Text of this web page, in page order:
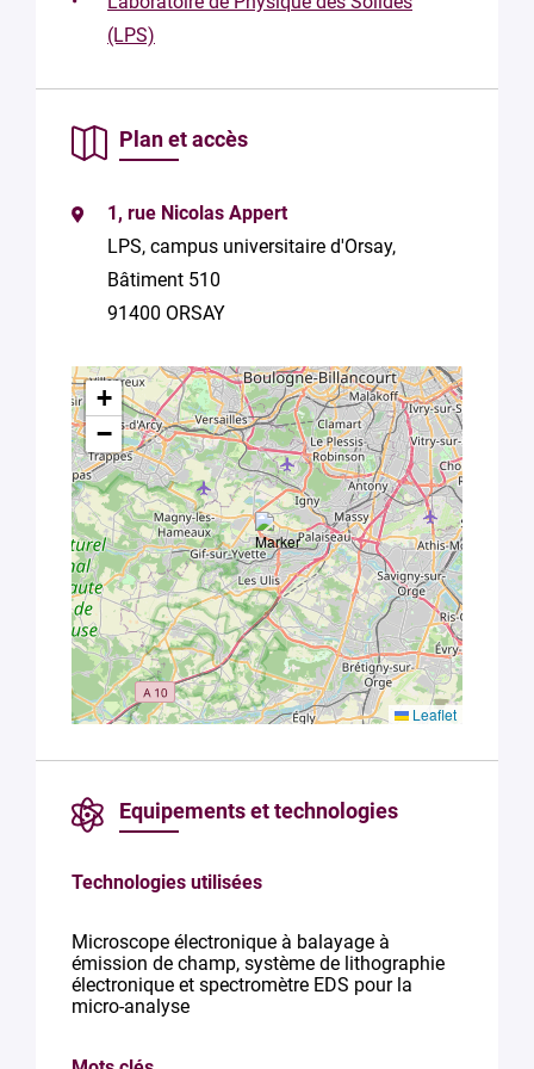
consentez au
confidentialité
Paris-Saclay*
(LPS)
Plan et accès
1, rue Nicolas Appert
LPS, campus universitaire d'Orsay,
Bâtiment 510
91400 ORSAY
+
−
Leaflet
Equipements et technologies
Technologies utilisées
Microscope électronique à balayage à
émission de champ, système de lithographie
électronique et spectromètre EDS pour la
micro-analyse